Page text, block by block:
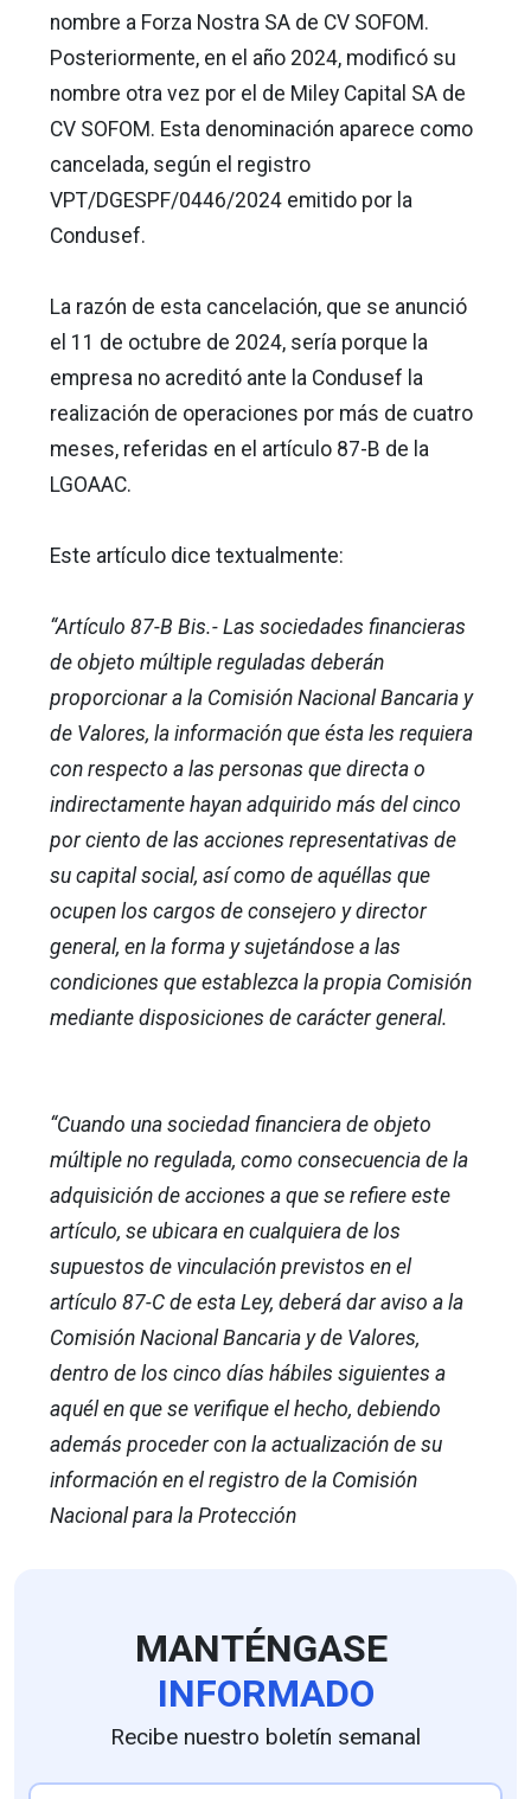
nombre a Forza Nostra SA de CV SOFOM.
Posteriormente, en el año 2024, modificó su
nombre otra vez por el de Miley Capital SA de
CV SOFOM. Esta denominación aparece como
cancelada, según el registro
VPT/DGESPF/0446/2024 emitido por la
Condusef.
La razón de esta cancelación, que se anunció
el 11 de octubre de 2024, sería porque la
empresa no acreditó ante la Condusef la
realización de operaciones por más de cuatro
meses, referidas en el artículo 87-B de la
LGOAAC.
Este artículo dice textualmente:
“Artículo 87-B Bis.- Las sociedades financieras
de objeto múltiple reguladas deberán
proporcionar a la Comisión Nacional Bancaria y
de Valores, la información que ésta les requiera
con respecto a las personas que directa o
indirectamente hayan adquirido más del cinco
por ciento de las acciones representativas de
su capital social, así como de aquéllas que
ocupen los cargos de consejero y director
general, en la forma y sujetándose a las
condiciones que establezca la propia Comisión
mediante disposiciones de carácter general.
“Cuando una sociedad financiera de objeto
múltiple no regulada, como consecuencia de la
adquisición de acciones a que se refiere este
artículo, se ubicara en cualquiera de los
supuestos de vinculación previstos en el
artículo 87-C de esta Ley, deberá dar aviso a la
Comisión Nacional Bancaria y de Valores,
dentro de los cinco días hábiles siguientes a
aquél en que se verifique el hecho, debiendo
además proceder con la actualización de su
información en el registro de la Comisión
Nacional para la Protección
MANTÉNGASE
INFORMADO
Recibe nuestro boletín semanal